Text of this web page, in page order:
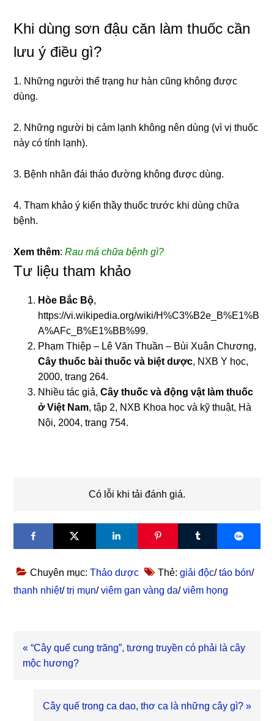
Khi dùng sơn đậu căn làm thuốc cần
lưu ý điều gì?
1. Những người thể trạng hư hàn cũng không được
dùng.
2. Những người bị cảm lạnh không nên dùng (vì vị thuốc
này có tính lạnh).
3. Bệnh nhân đái tháo đường không được dùng.
4. Tham khảo ý kiến thầy thuốc trước khi dùng chữa
bệnh.
Xem thêm:Rau má chữa bệnh gì?
Tư liệu tham khảo
Hòe Bắc Bộ,
https://vi.wikipedia.org/wiki/H%C3%B2e_B%E1%B
A%AFc_B%E1%BB%99.
Phạm Thiệp – Lê Văn Thuần – Bùi Xuân Chương,
Cây thuốc bài thuốc và biệt dược, NXB Y học,
2000, trang 264.
Nhiều tác giả, Cây thuốc và động vật làm thuốc
ở Việt Nam, tập 2, NXB Khoa học và kỹ thuật, Hà
Nội, 2004, trang 754.
Có lỗi khi tải đánh giá.
Chuyên mục:Thảo dược Thẻ:giải độc/táo bón/
thanh nhiệt/trị mụn/viêm gan vàng da/viêm họng
Bài
viết
« “Cây quế cung trăng”, tương truyền có phải là cây
mộc hương?
Bài
Cây quế trong ca dao, thơ ca là những cây gì? »